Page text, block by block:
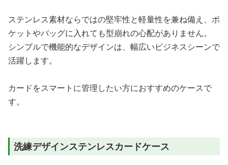
ステンレス素材ならではの堅牢性と軽量性を兼ね備え、ポ
ケットやバッグに入れても型崩れの心配がありません。
シンプルで機能的なデザインは、幅広いビジネスシーンで
活躍します。
カードをスマートに管理したい方におすすめのケースで
す。
洗練デザインステンレスカードケース